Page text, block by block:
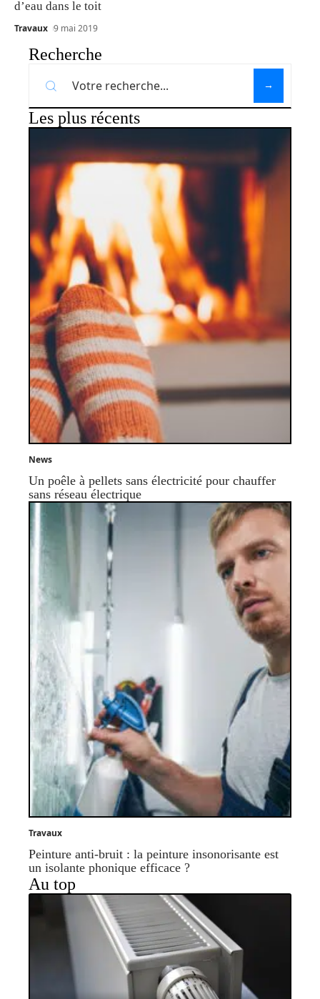
d’eau dans le toit
Travaux 9 mai 2019
Recherche
Les plus récents
News
Un poêle à pellets sans électricité pour chauffer
sans réseau électrique
Travaux
Peinture anti-bruit : la peinture insonorisante est
un isolante phonique efficace ?
Au top